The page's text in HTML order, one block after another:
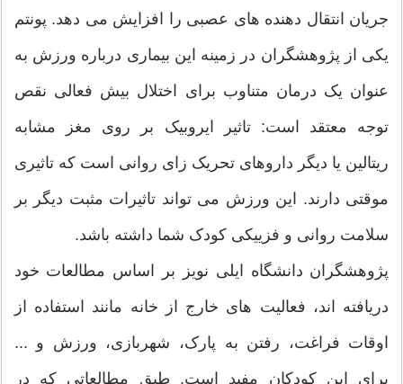
جریان انتقال دهنده های عصبی را افزایش می دهد. پونتم
یکی از پژوهشگران در زمینه این بیماری درباره ورزش به
عنوان یک درمان متناوب برای اختلال بیش فعالی نقص
توجه معتقد است: تاثیر ایروبیک بر روی مغز مشابه
ریتالین یا دیگر داروهای تحریک زای روانی است که تاثیری
موقتی دارند. این ورزش می تواند تاثیرات مثبت دیگر بر
سلامت روانی و فزییکی کودک شما داشته باشد.
پژوهشگران دانشگاه ایلی نویز بر اساس مطالعات خود
دریافته اند، فعالیت های خارج از خانه مانند استفاده از
اوقات فراغت، رفتن به پارک، شهربازی، ورزش و ...
برای این کودکان مفید است. طبق مطالعاتی که در